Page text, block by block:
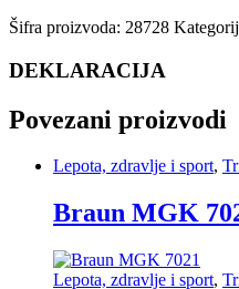
Šifra proizvoda: 28728
DEKLARACIJA
Povezani proizvodi
Lepota, zdravlje i sport,
Braun MGK
Lepota, zdravlje i sport,